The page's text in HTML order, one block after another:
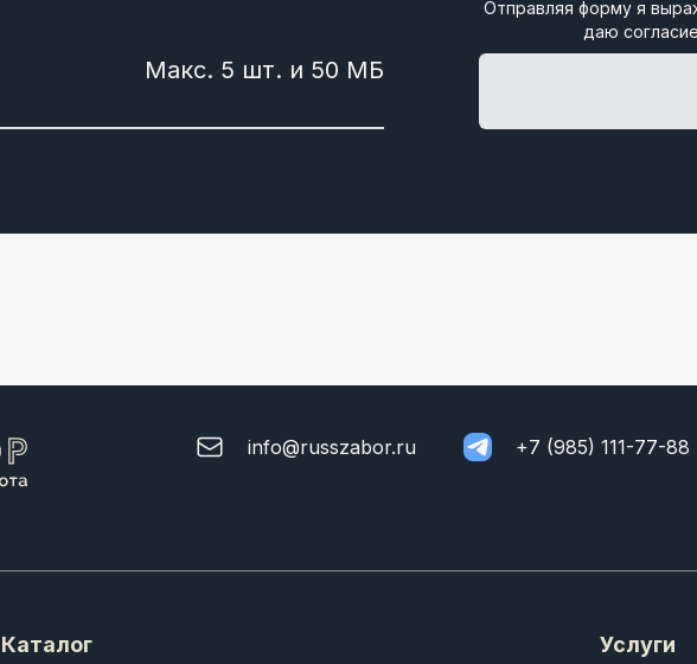
Отправляя форму я
даю
info@russzabor.ru +7 (985) 111-77-88
Каталог Услуги